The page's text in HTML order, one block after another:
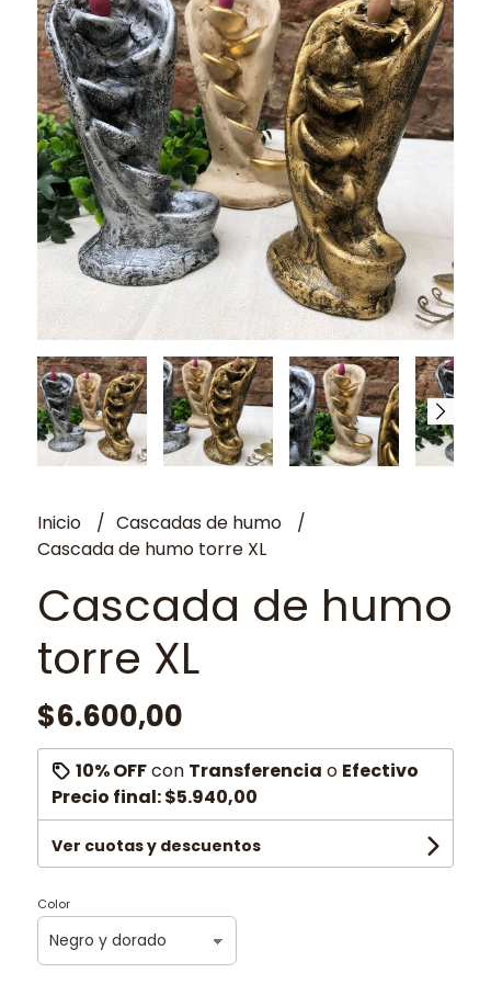
Inicio
Cascadas de humo
Cascada de humo torre XL
Cascada de humo
torre XL
$6.600,00
10% OFFcon Transferencia o Efectivo
Precio final:$5.940,00
Ver cuotas y descuentos
Color